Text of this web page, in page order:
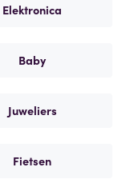
Elektronica
Baby
Juweliers
Fietsen